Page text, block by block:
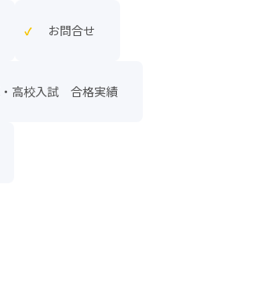
お問合せ
高校入試 合格実績